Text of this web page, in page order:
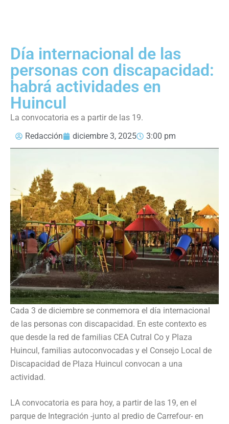
Día internacional de las
personas con discapacidad:
habrá actividades en
Huincul
La convocatoria es a partir de las 19.
Redacción
diciembre 3, 2025 3:00 pm
Cada 3 de diciembre se conmemora el día internacional
de las personas con discapacidad. En este contexto es
que desde la red de familias CEA Cutral Co y Plaza
Huincul, familias autoconvocadas y el Consejo Local de
Discapacidad de Plaza Huincul convocan a una
actividad.
LA convocatoria es para hoy, a partir de las 19, en el
parque de Integración -junto al predio de Carrefour- en